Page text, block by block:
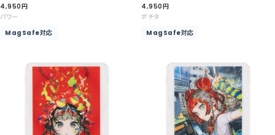
セ
ー
価
4,950円
パワー
MagSafe対応
セ
ー
価
4,950円
ポチタ
MagSafe対応